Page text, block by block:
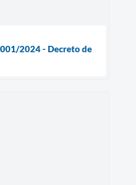
2024 - Decreto de